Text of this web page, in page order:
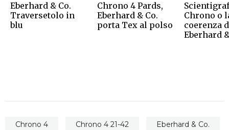
Eberhard & Co.
Traversetolo in
blu
Chrono 4 Pards,
Eberhard & Co.
porta Tex al polso
Scientigraf
Chrono o
coerenza
Eberhard
Chrono 4 Chrono 4 21-42 Eberhard & Co.